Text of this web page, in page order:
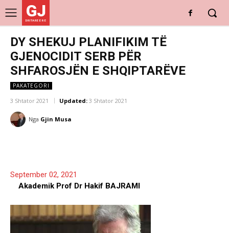
GJ
DRITARE E RE
DY SHEKUJ PLANIFIKIM TË
GJENOCIDIT SERB PËR
SHFAROSJËN E SHQIPTARËVE
PAKATEGORI
3 Shtator 2021 Updated: 3 Shtator 2021
Nga Gjin Musa
September 02, 2021
Akademik Prof Dr Hakif BAJRAMI